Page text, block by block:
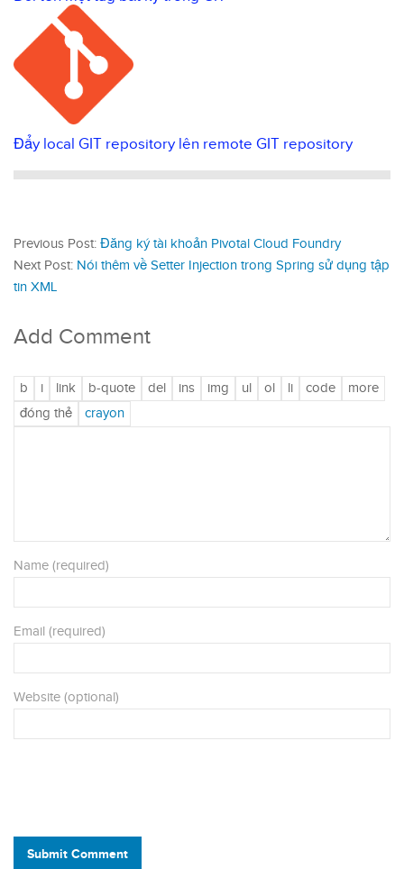
Đẩy local GIT repository lên remote GIT repository
Previous Post: Đăng ký tài khoản Pivotal Cloud Foundry
Next Post: Nói thêm về Setter Injection trong Spring sử dụng tập
tin XML
Add Comment
Name (required)
Email (required)
Website (optional)
Submit Comment